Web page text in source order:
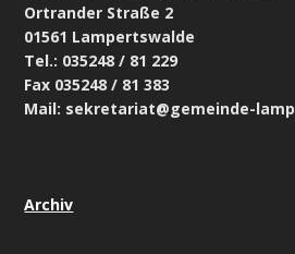
Ortrander Straße 2
01561 Lampertswalde
Tel.: 035248 / 81 229
Fax 035248 / 81 383
Mail: sekretariat@gemeinde-
Archiv